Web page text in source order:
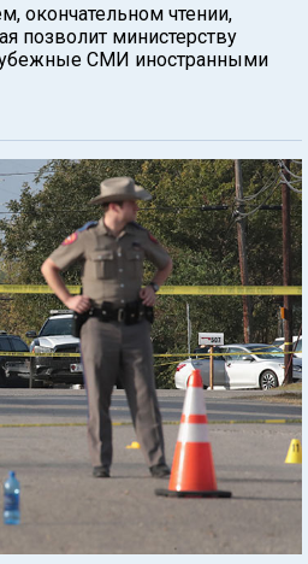
окончательном чтении,
позволит министерству
СМИ иностранными